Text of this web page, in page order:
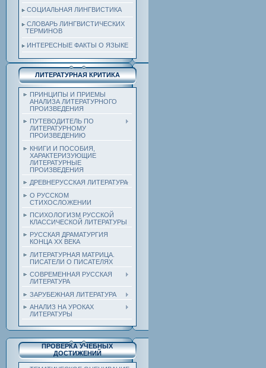
СОЦИАЛЬНАЯ ЛИНГВИСТИКА
СЛОВАРЬ ЛИНГВИСТИЧЕСКИХ
ТЕРМИНОВ
ИНТЕРЕСНЫЕ ФАКТЫ О ЯЗЫКЕ
ЛИТЕРАТУРНАЯ КРИТИКА
ПРИНЦИПЫ И ПРИЕМЫ
АНАЛИЗА ЛИТЕРАТУРНОГО
ПРОИЗВЕДЕНИЯ
ПУТЕВОДИТЕЛЬ ПО
ЛИТЕРАТУРНОМУ
ПРОИЗВЕДЕНИЮ
КНИГИ И ПОСОБИЯ,
ХАРАКТЕРИЗУЮЩИЕ
ЛИТЕРАТУРНЫЕ
ПРОИЗВЕДЕНИЯ
ДРЕВНЕРУССКАЯ ЛИТЕРАТУРА
О РУССКОМ
СТИХОСЛОЖЕНИИ
ПСИХОЛОГИЗМ РУССКОЙ
КЛАССИЧЕСКОЙ ЛИТЕРАТУРЫ
РУССКАЯ ДРАМАТУРГИЯ
КОНЦА ХХ ВЕКА
ЛИТЕРАТУРНАЯ МАТРИЦА.
ПИСАТЕЛИ О ПИСАТЕЛЯХ
СОВРЕМЕННАЯ РУССКАЯ
ЛИТЕРАТУРА
ЗАРУБЕЖНАЯ ЛИТЕРАТУРА
АНАЛИЗ НА УРОКАХ
ЛИТЕРАТУРЫ
ПРОВЕРКА УЧЕБНЫХ
ДОСТИЖЕНИЙ